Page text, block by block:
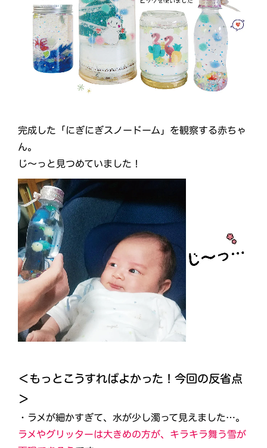
完成した「にぎにぎスノードーム」を観察する赤ちゃ
ん。
じ～っと見つめていました！
＜もっとこうすればよかった！今回の反省点
＞
・ラメが細かすぎて、水が少し濁って見えました…。
ラメやグリッターは大きめの方が、キラキラ舞う雪が